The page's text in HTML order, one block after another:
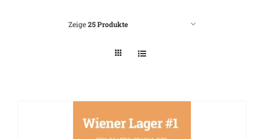
Zeige25 Produkte